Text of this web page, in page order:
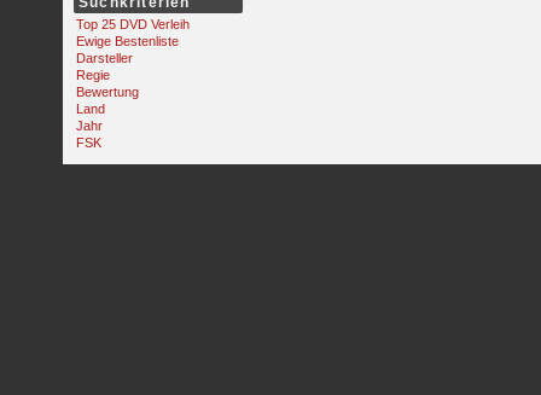
Top 25 DVD Verleih
Ewige Bestenliste
Darsteller
Regie
Bewertung
Land
Jahr
FSK